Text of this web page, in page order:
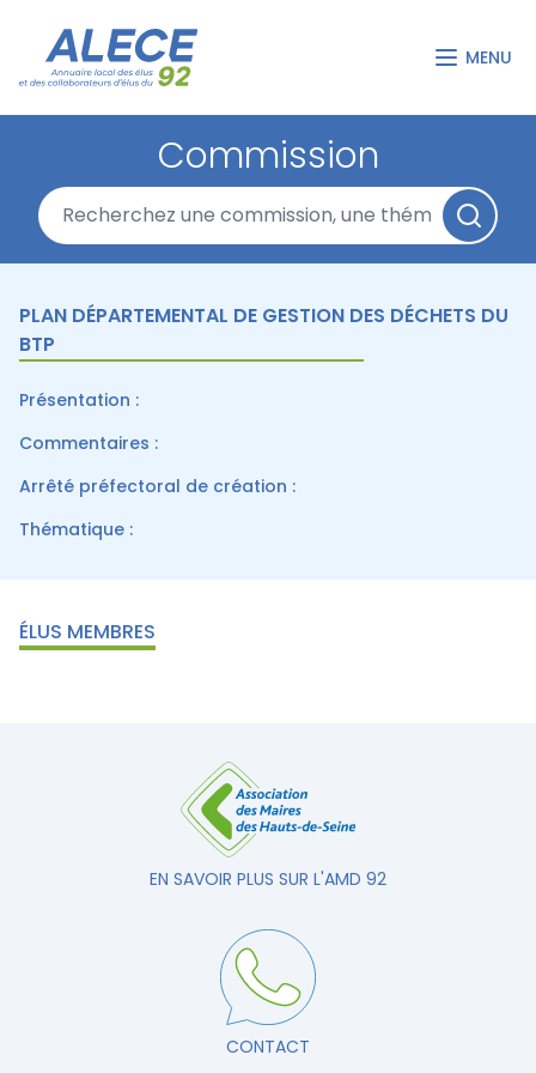
MENU
Commission
PLAN DÉPARTEMENTAL DE GESTION DES DÉCHETS DU
BTP
Présentation :
Commentaires :
Arrêté préfectoral de création :
Thématique :
ÉLUS MEMBRES
EN SAVOIR PLUS SUR L'AMD 92
CONTACT